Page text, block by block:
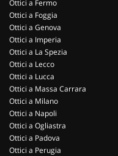
Ottici a Fermo
Ottici a Foggia
Ottici a Genova
Ottici a Imperia
Ottici a La Spezia
Ottici a Lecco
Ottici a Lucca
Ottici a Massa Carrara
Ottici a Milano
Ottici a Napoli
Ottici a Ogliastra
Ottici a Padova
Ottici a Perugia